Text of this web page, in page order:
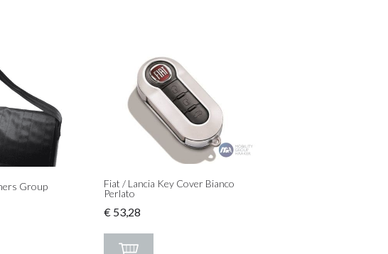
Group
Fiat / Lancia Key Cover Bianco
Perlato
€53,28